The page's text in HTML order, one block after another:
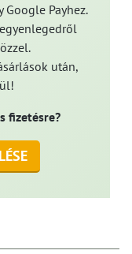
Google Payhez.
után,
fizetésre?